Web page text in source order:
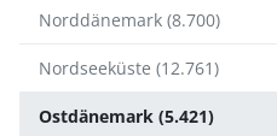
Norddänemark (8.700)
Nordseeküste (12.761)
Ostdänemark (5.421)